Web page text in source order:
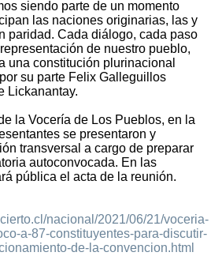
siendo parte de un momento
las naciones originarias, las y
paridad. Cada diálogo, cada paso
de nuestro pueblo,
una constitución plurinacional
su parte Felix Galleguillos
Lickanantay.
la Vocería de Los Pueblos, en la
se presentaron y
transversal a cargo de preparar
autoconvocada. En las
pública el acta de la reunión.
nacional/2021/06/21/voceria-
a-87-constituyentes-para-discutir-
de-la-convencion.html